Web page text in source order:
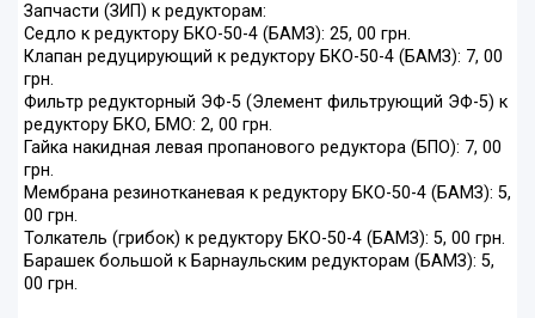
Запчасти (ЗИП) к редукторам:
Седло к редуктору БКО-50-4 (БАМЗ): 25, 00 грн.
Клапан редуцирующий к редуктору БКО-50-4 (БАМЗ): 7, 00
грн.
Фильтр редукторный ЭФ-5 (Элемент фильтрующий ЭФ-5) к
редуктору БКО, БМО: 2, 00 грн.
Гайка накидная левая пропанового редуктора (БПО): 7, 00
грн.
Мембрана резинотканевая к редуктору БКО-50-4 (БАМЗ): 5,
00 грн.
Толкатель (грибок) к редуктору БКО-50-4 (БАМЗ): 5, 00 грн.
Барашек большой к Барнаульским редукторам (БАМЗ): 5,
00 грн.